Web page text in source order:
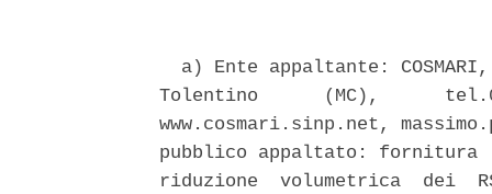
a) Ente appaltante:
Tolentino      (MC),
www.cosmari.sinp.net,
pubblico appaltato:
riduzione  volumetrica  dei